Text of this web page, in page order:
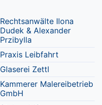
Rechtsanwälte Ilona
Dudek & Alexander
Przibylla
Praxis Leibfahrt
Glaserei Zettl
Kammerer Malereibetrieb
GmbH